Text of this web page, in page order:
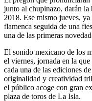
junto al chupinazo, darán
2018. Ese mismo jueves,
flamenca seguida de una
una de las primeras
El sonido mexicano de los
el viernes, jornada en la
cada una de las ediciones
originalidad y creatividad
el público acoge con gran
plaza de toros de La Isla.